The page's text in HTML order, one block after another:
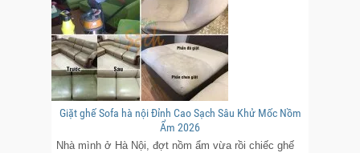
Giặt ghế Sofa hà nội Đỉnh Cao Sạch Sâu Khử Mốc Nồm
Ẩm 2026
Nhà mình ở Hà Nội, đợt nồm ẩm vừa rồi chiếc ghế